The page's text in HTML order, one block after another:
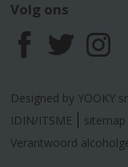
Volg ons
F
a
c
T
w
i
I
n
s
Designed by YOOKY
IDIN/ITSME
sitemap
Verantwoord